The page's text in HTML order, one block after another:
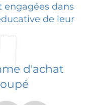
engagées dans
de leur
d'achat